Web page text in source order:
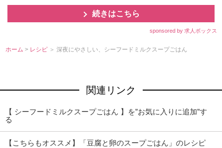
続きはこちら
sponsored by 求人ボックス
ホーム > レシピ ＞ 深夜にやさしい、シーフードミルクスープごはん
関連リンク
【 シーフードミルクスープごはん 】を”お気に入りに追加”す
る
【こちらもオススメ】「豆腐と卵のスープごはん」のレシピ